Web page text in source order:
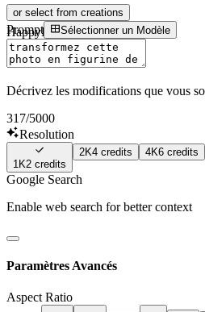
HappyHourse
Sign In
or select from creations
Prompt Sélectionner un Modèle
Décrivez les modifications que vous
317/5000
Resolution
1K2 credits
2K4 credits 4K6 credits
Google Search
Enable web search for better context
Paramètres Avancés
Aspect Ratio